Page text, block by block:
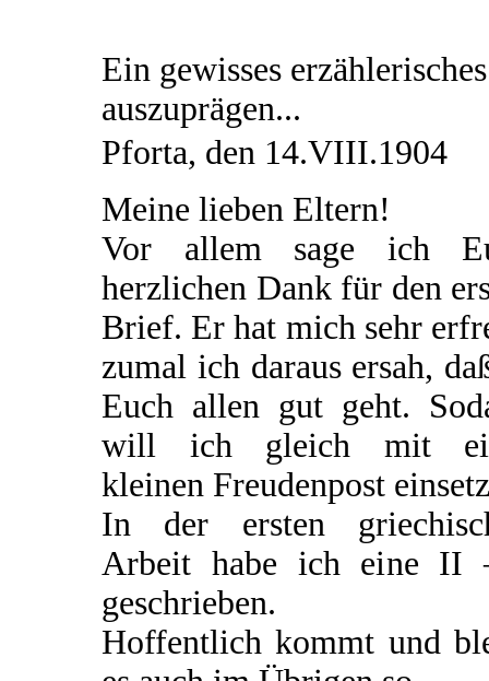
Ein gewisses
auszuprägen...
Pforta, den 14.VIII.1904
Meine lieben Eltern!
Vor allem sage ich
herzlichen Dank für den
Brief. Er hat mich sehr
zumal ich daraus ersah,
Euch allen gut geht.
will ich gleich mit
kleinen Freudenpost
In der ersten
Arbeit habe ich eine II
geschrieben.
Hoffentlich kommt und